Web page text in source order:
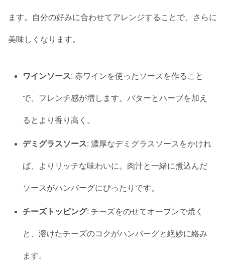
ます。自分の好みに合わせてアレンジすることで、さらに
美味しくなります。
ワインソース: 赤ワインを使ったソースを作ること
で、フレンチ感が増します。バターとハーブを加え
るとより香り高く。
デミグラスソース: 濃厚なデミグラスソースをかけれ
ば、よりリッチな味わいに。肉汁と一緒に煮込んだ
ソースがハンバーグにぴったりです。
チーズトッピング: チーズをのせてオーブンで焼く
と、溶けたチーズのコクがハンバーグと絶妙に絡み
ます。